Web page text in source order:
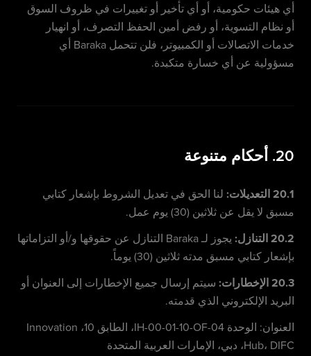
أي هيئات حكومية، أو أي تأخير أو تغييرات في ظروف السوق
أو نظام التسوية، أو رفض أمين الحفظ التصرف، أو انهيار
خدمات الاتصالات أو الكمبيوتر، فلن تتحمل Baraka أي
مسؤولية عن أي خسارة متكبدة.
20. أحكام متنوعة
20.1 التعديلات:
لنا الحق في تعديل الشروط بإشعار كتابي
مسبق لا يقل عن ثلاثين (30) يوم عمل.
20.2 التنازل:
يجوز لـ Baraka التنازل عن حقوقها و/أو التزاماتها
بإشعار كتابي مسبق مدته ثلاثين (30) يوماً.
20.3 الإخطارات:
سيتم إرسال جميع الإخطارات إلى العنوان أو
البريد الإلكتروني الذي قدمته.
العنوان: الوحدة IH-00-01-10-OF-04، الطابق 10، Innovation
Hub، DIFC، دبي، الإمارات العربية المتحدة